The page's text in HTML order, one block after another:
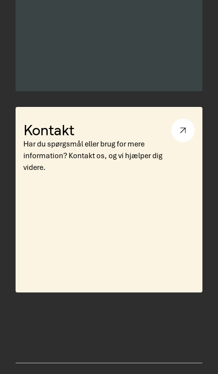
Kontakt
Har du spørgsmål eller brug for mere
information? Kontakt os, og vi hjælper dig
videre.